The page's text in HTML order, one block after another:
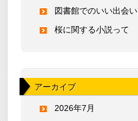
図書館でのいい出会い
桜に関する小説って
アーカイブ
2026年7月